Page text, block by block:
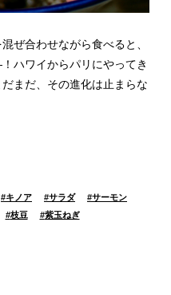
ぜ合わせながら食べると、
ハワイからパリにやってき
まだ、その進化は止まらな
#キノア #サラダ #サーモン
#枝豆 #紫玉ねぎ